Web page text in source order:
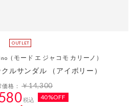
（モード エ ジャコモ カリーノ）
ルサンダル （アイボリー）
価格：￥14,300
税込 40%OFF